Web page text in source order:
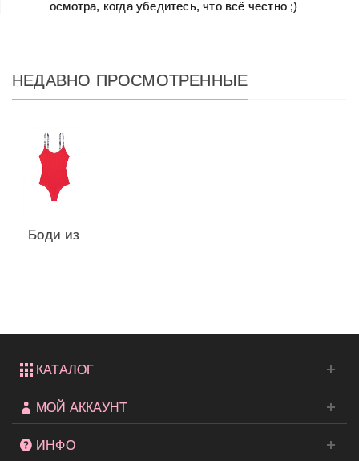
осмотра, когда убедитесь, что всё честно ;)
НЕДАВНО ПРОСМОТРЕННЫЕ
Боди из
КАТАЛОГ
МОЙ АККАУНТ
ИНФО